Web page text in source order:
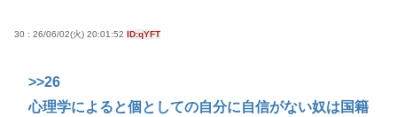
30 : 26/06/02(火) 20:01:52 ID:qYFT
>>26
心理学によると個としての自分に自信がない奴は国籍